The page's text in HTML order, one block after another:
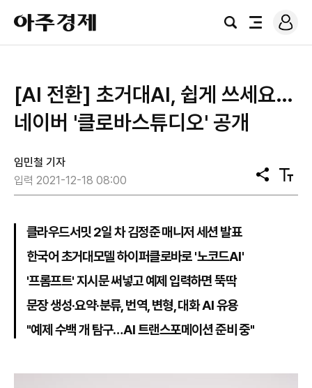
아
주
경
검
전
로
그
[AI 전환] 초거대AI, 쉽게 쓰세요…
네이버 '클로바스튜디오' 공개
임민철 기자
입력 2021-12-18 08:00
공
유
텍
스
클라우드서밋 2일 차 김정준 매니저 세션 발표
한국어 초거대모델 하이퍼클로바로 '노코드AI'
'프롬프트' 지시문 써넣고 예제 입력하면 뚝딱
문장 생성·요약·분류, 번역, 변형, 대화 AI 유용
"예제 수백 개 탐구…AI 트랜스포메이션 준비 중"